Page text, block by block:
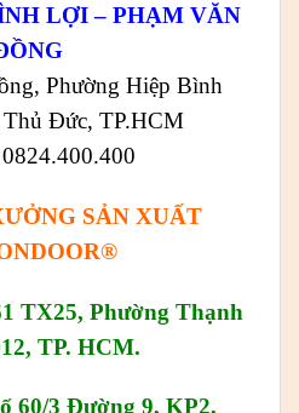
LỢI – PHẠM VĂN
Phường Hiệp Bình
Thủ Đức, TP.HCM
SẢN XUẤT
TX25, Phường Thạnh
TP. HCM.
60/3 Đường 9, KP2,